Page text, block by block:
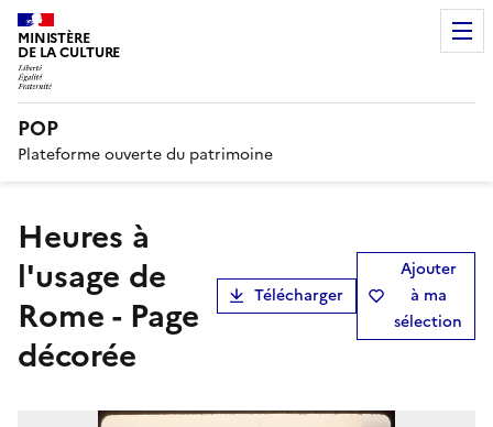
MINISTÈRE
DE LA CULTURE
POP
Plateforme ouverte du patrimoine
Heures à
l'usage de
Rome - Page
décorée
Télécharger
Ajouter
à ma
sélection